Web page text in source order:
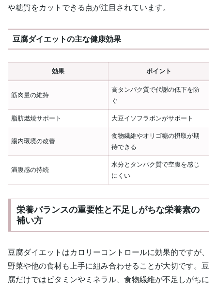
や糖質をカットできる点が注目されています。
豆腐ダイエットの主な健康効果
効果 ポイント
筋肉量の維持
高タンパク質で代謝の低下を防
ぐ
脂肪燃焼サポート 大豆イソフラボンがサポート
腸内環境の改善
食物繊維やオリゴ糖の摂取が期
待できる
満腹感の持続
水分とタンパク質で空腹を感じ
にくい
栄養バランスの重要性と不足しがちな栄養素の
補い方
豆腐ダイエットはカロリーコントロールに効果的ですが、
野菜や他の食材も上手に組み合わせることが大切です。豆
腐だけではビタミンやミネラル、食物繊維が不足しがちに